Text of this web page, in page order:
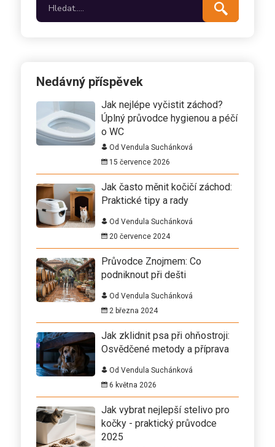
Nedávný příspěvek
Jak nejlépe vyčistit záchod?
Úplný průvodce hygienou a péčí
o WC
Od Vendula Suchánková
15 července 2026
Jak často měnit kočičí záchod:
Praktické tipy a rady
Od Vendula Suchánková
20 července 2024
Průvodce Znojmem: Co
podniknout při dešti
Od Vendula Suchánková
2 března 2024
Jak zklidnit psa při ohňostroji:
Osvědčené metody a příprava
Od Vendula Suchánková
6 května 2026
Jak vybrat nejlepší stelivo pro
kočky - praktický průvodce
2025